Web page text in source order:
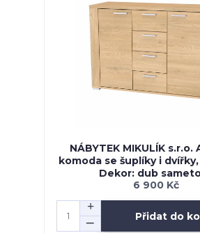
NÁBYTEK MIKULÍK s.r.o.
komoda se šuplíky i
Dekor: dub
6 900 Kč
Přidat do